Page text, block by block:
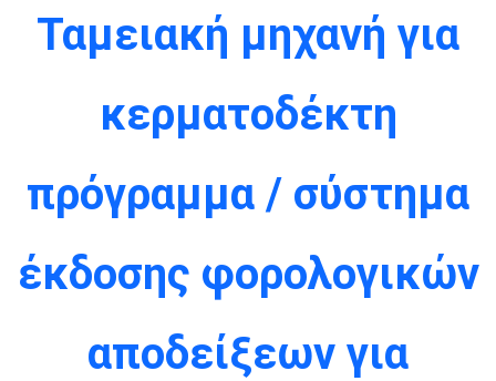
Ταμειακή μηχανή για
κερματοδέκτη
πρόγραμμα / σύστημα
έκδοσης φορολογικών
αποδείξεων για